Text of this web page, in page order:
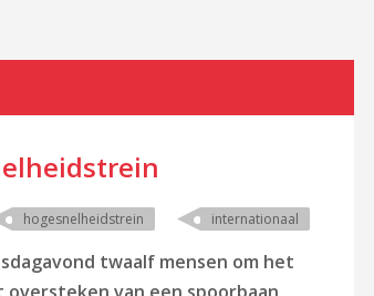
hogesnelheidstrein internationaal
twaalf mensen om het